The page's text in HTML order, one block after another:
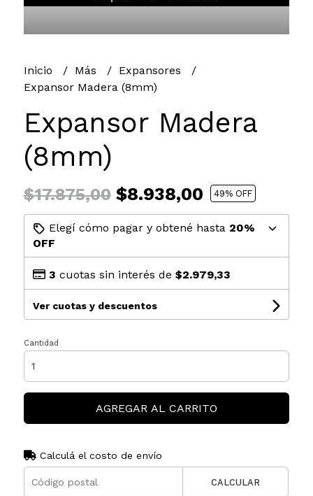
Inicio Más
Expansores
Expansor Madera (8mm)
Expansor Madera
(8mm)
$17.875,00$8.938,00 49% OFF
Elegí cómo pagar y obtené hasta 20%
OFF
3 cuotas sin interés de $2.979,33
Ver cuotas y descuentos
Cantidad
AGREGAR AL CARRITO
Calculá el costo de envío
CALCULAR